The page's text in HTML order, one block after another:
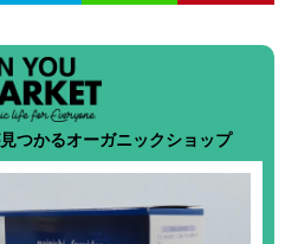
つかるオーガニックショップ